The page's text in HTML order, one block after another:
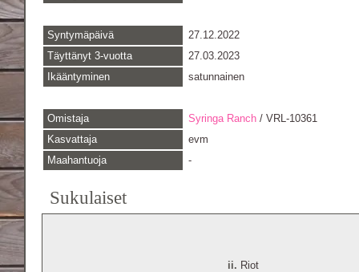
Syntymäpäivä
27.12.2022
Täyttänyt 3-vuotta
27.03.2023
Ikääntyminen
satunnainen
Omistaja Syringa Ranch / VRL-10361
Kasvattaja
evm
Maahantuoja
-
Sukulaiset
ii. Riot